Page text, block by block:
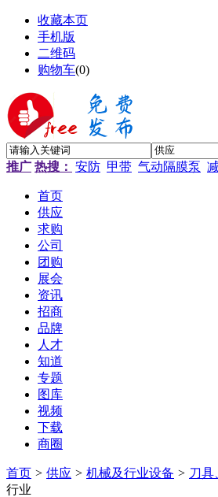
收藏本页
手机版
二维码
购物车(0)
推广 热搜： 安防 甲带 气动隔膜泵
首页
供应
求购
公司
团购
展会
资讯
招商
品牌
人才
知道
专题
图库
视频
下载
商圈
首页 > 供应 > 机械及行业设备 > 刀具
行业